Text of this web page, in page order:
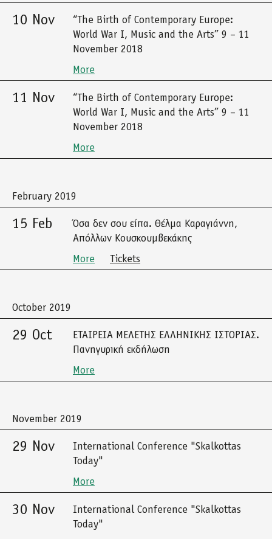
10 Nov
“The Birth of Contemporary Europe:
World War I, Music and the Arts” 9 – 11
November 2018
More
11 Nov
“The Birth of Contemporary Europe:
World War I, Music and the Arts” 9 – 11
November 2018
More
February 2019
15 Feb
Όσα δεν σου είπα. Θέλμα Καραγιάννη,
Απόλλων Κουσκουμβεκάκης
More
Tickets
October 2019
29 Oct
ΕΤΑΙΡΕΙΑ ΜΕΛΕΤΗΣ ΕΛΛΗΝΙΚΗΣ ΙΣΤΟΡΙΑΣ.
Πανηγυρική εκδήλωση
More
November 2019
29 Nov
International Conference "Skalkottas
Today"
More
30 Nov
International Conference "Skalkottas
Today"